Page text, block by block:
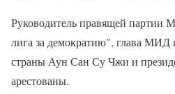
Руководитель правящей партии
лига за демократию", глава МИД
страны Аун Сан Су Чжи и
арестованы.